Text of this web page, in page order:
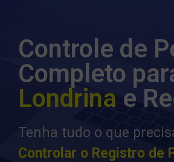
Controle de
Completo
Londrina e
Tenha tudo o que
Controlar o Registro de